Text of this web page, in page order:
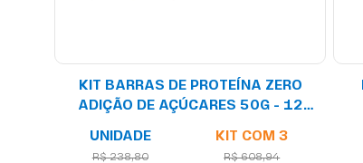
KIT BARRAS DE PROTEÍNA ZERO
ADIÇÃO DE AÇÚCARES 50G - 12
UNIDADE
R$ 238,80
KIT COM 3
R$ 608,94